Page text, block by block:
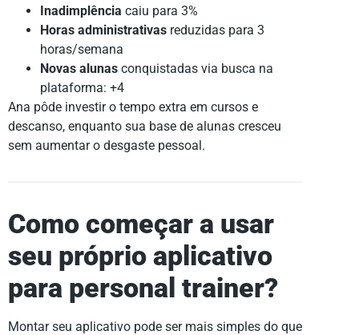
Inadimplência caiu para 3%
Horas administrativas reduzidas para 3
horas/semana
Novas alunas conquistadas via busca na
plataforma: +4
Ana pôde investir o tempo extra em cursos e
descanso, enquanto sua base de alunas cresceu
sem aumentar o desgaste pessoal.
Como começar a usar
seu próprio aplicativo
para personal trainer?
Montar seu aplicativo pode ser mais simples do que